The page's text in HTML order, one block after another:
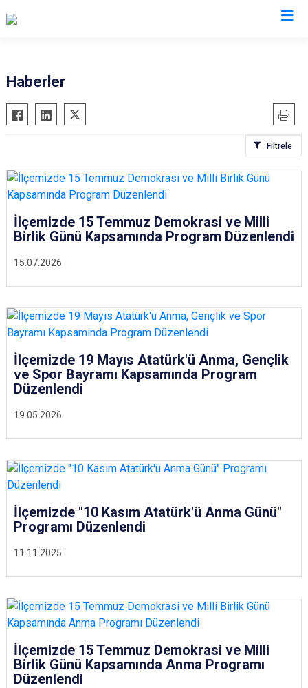
Alaca
Bayat
Dodurga
İskilip
Kargı
Laçin
Osmancık
Sungurlu
Uğurludağ
Haberler
Filtrele
15.07.2026
İlçemizde 15 Temmuz Demokrasi ve Milli
Birlik Günü Kapsamında Program Düzenlendi
19.05.2026
İlçemizde 19 Mayıs Atatürk'ü Anma, Gençlik
ve Spor Bayramı Kapsamında Program
Düzenlendi
11.11.2025
İlçemizde "10 Kasım Atatürk'ü Anma Günü"
Programı Düzenlendi
İlçemizde 15 Temmuz Demokrasi ve Milli
Birlik Günü Kapsamında Anma Programı
Düzenlendi